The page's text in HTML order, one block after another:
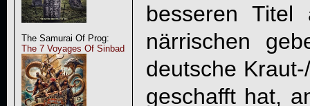
The Samurai Of Prog:
The 7 Voyages Of Sinbad
besseren Titel
närrischen
deutsche
geschafft hat,